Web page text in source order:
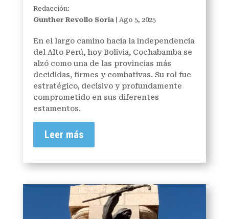
Redacción:
Gunther Revollo Soria| Ago 5, 2025
En el largo camino hacia la independencia
del Alto Perú, hoy Bolivia, Cochabamba se
alzó como una de las provincias más
decididas, firmes y combativas. Su rol fue
estratégico, decisivo y profundamente
comprometido en sus diferentes
estamentos.
Leer más